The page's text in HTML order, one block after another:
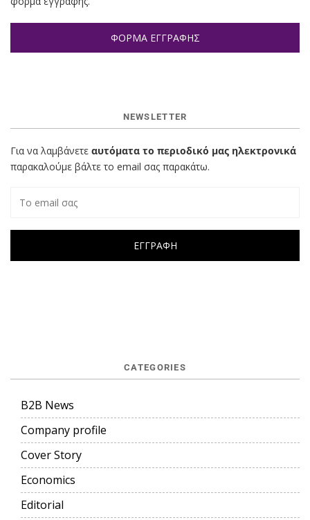
ΦΟΡΜΑ ΕΓΓΡΑΦΗΣ
NEWSLETTER
Για να λαμβάνετε αυτόματα το περιοδικό μας ηλεκτρονικά
παρακαλούμε βάλτε το email σας παρακάτω.
CATEGORIES
B2B News
Company profile
Cover Story
Economics
Editorial